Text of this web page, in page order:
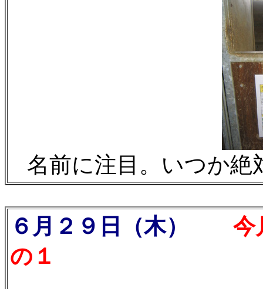
名前に注目。いつか
６月２９日（木）
今月
の１